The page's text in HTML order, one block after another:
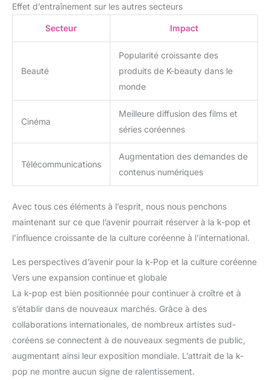
Effet d’entraînement sur les autres secteurs
Secteur Impact
Beauté
Popularité croissante des
produits de K-beauty dans le
monde
Cinéma
Meilleure diffusion des films et
séries coréennes
Télécommunications
Augmentation des demandes de
contenus numériques
Avec tous ces éléments à l’esprit, nous nous penchons
maintenant sur ce que l’avenir pourrait réserver à la k-pop et
l’influence croissante de la culture coréenne à l’international.
Les perspectives d’avenir pour la k-Pop et la culture coréenne
Vers une expansion continue et globale
La k-pop est bien positionnée pour continuer à croître et à
s’établir dans de nouveaux marchés. Grâce à des
collaborations internationales, de nombreux artistes sud-
coréens se connectent à de nouveaux segments de public,
augmentant ainsi leur exposition mondiale. L’attrait de la k-
pop ne montre aucun signe de ralentissement.